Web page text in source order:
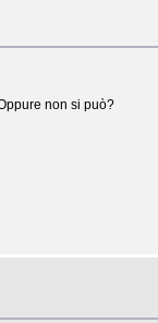
non si può?